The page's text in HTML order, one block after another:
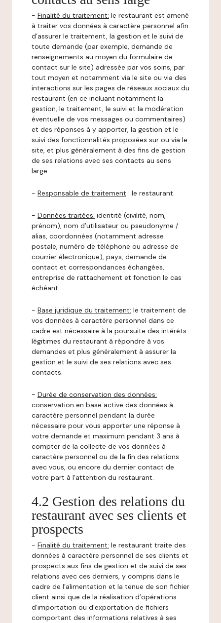
- Finalité du traitement: le restaurant est amené
à traiter vos données à caractère personnel afin
d’assurer le traitement, la gestion et le suivi de
toute demande (par exemple, demande de
renseignements au moyen du formulaire de
contact sur le site) adressée par vos soins, par
tout moyen et notamment via le site ou via des
interactions sur les pages de réseaux sociaux du
restaurant (en ce incluant notamment la
gestion, le traitement, le suivi et la modération
éventuelle de vos messages ou commentaires)
et des réponses à y apporter, la gestion et le
suivi des fonctionnalités proposées sur ou via le
site, et plus généralement à des fins de gestion
de ses relations avec ses contacts au sens
large.
- Responsable de traitement : le restaurant.
- Données traitées: identité (civilité, nom,
prénom), nom d’utilisateur ou pseudonyme /
alias, coordonnées (notamment adresse
postale, numéro de téléphone ou adresse de
courrier électronique), pays, demande de
contact et correspondances échangées,
entreprise de rattachement et fonction le cas
échéant.
- Base juridique du traitement: le traitement de
vos données à caractère personnel dans ce
cadre est nécessaire à la poursuite des intérêts
légitimes du restaurant à répondre à vos
demandes et plus généralement à assurer la
gestion et le suivi de ses relations avec ses
contacts.
- Durée de conservation des données:
conservation en base active des données à
caractère personnel pendant la durée
nécessaire pour vous apporter une réponse à
votre demande et maximum pendant 3 ans à
compter de la collecte de vos données à
caractère personnel ou de la fin des relations
avec vous, ou encore du dernier contact de
votre part à l'attention du restaurant.
4.2 Gestion des relations du
restaurant avec ses clients et
prospects
- Finalité du traitement: le restaurant traite des
données à caractère personnel de ses clients et
prospects aux fins de gestion et de suivi de ses
relations avec ces derniers, y compris dans le
cadre de l’alimentation et la tenue de son fichier
client ainsi que de la réalisation d’opérations
d’importation ou d’exportation de fichiers
comportant des informations relatives à ses